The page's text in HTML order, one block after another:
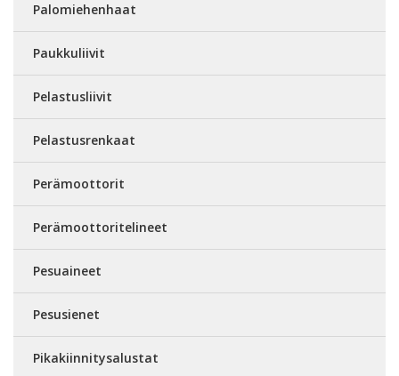
Palomiehenhaat
Paukkuliivit
Pelastusliivit
Pelastusrenkaat
Perämoottorit
Perämoottoritelineet
Pesuaineet
Pesusienet
Pikakiinnitysalustat